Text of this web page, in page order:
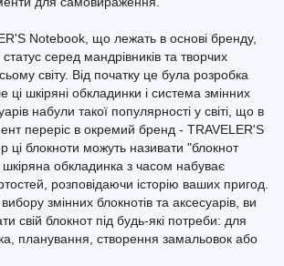
Notebook, що лежать в основі бренду,
серед мандрівників та творчих
світу. Від початку це була розробка
ці шкіряні обкладинки і система змінних
набули такої популярності у світі, що в
переріс в окремий бренд - TRAVELER'S
ці блокноти можуть називати "блокнот
обкладинка з часом набуває
розповідаючи історію ваших пригод.
змінних блокнотів та аксесуарів, ви
свій блокнот під будь-які потреби: для
планування, створення замальовок або